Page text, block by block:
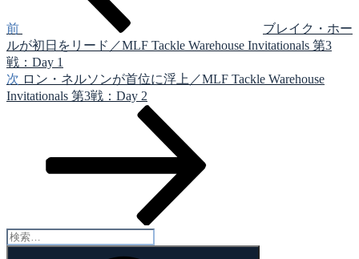
ゲ
ー
シ
ョ
前
ブレイク・ホー
ルが初日をリード／MLF Tackle Warehouse Invitationals 第3
戦：Day 1
次
の
次 ロン・ネルソンが首位に浮上／MLF Tackle Warehouse
Invitationals 第3戦：Day 2
検